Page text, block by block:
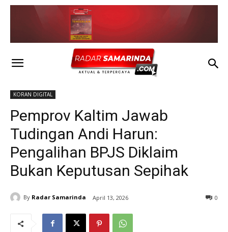
KORAN DIGITAL
Pemprov Kaltim Jawab
Tudingan Andi Harun:
Pengalihan BPJS Diklaim
Bukan Keputusan Sepihak
By Radar Samarinda April 13, 2026 0